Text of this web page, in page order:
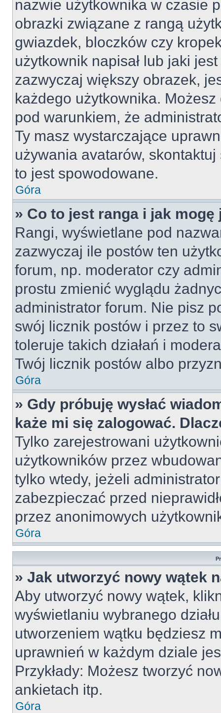
nazwie użytkownika w czasie
obrazki związane z rangą
gwiazdek, bloczków czy
użytkownik napisał lub jaki
zazwyczaj większy obrazek,
każdego użytkownika.
pod warunkiem, że
Ty masz wystarczające
używania avatarów,
to jest spowodowane.
Góra
» Co to jest ranga i jak mogę
Rangi, wyświetlane pod
zazwyczaj ile postów ten
forum, np. moderator czy
prostu zmienić wyglądu
administrator forum. Nie pisz
swój licznik postów i przez to
toleruje takich działań i
Twój licznik postów albo
Góra
» Gdy próbuję wysłać
każe mi się zalogować.
Tylko zarejestrowani
użytkowników przez
tylko wtedy, jeżeli
zabezpieczać przed
przez anonimowych
Góra
» Jak utworzyć nowy wątek
Aby utworzyć nowy wątek,
wyświetlaniu wybranego
utworzeniem wątku będziesz
uprawnień w każdym dziale
Przykłady: Możesz tworzyć
ankietach itp.
Góra